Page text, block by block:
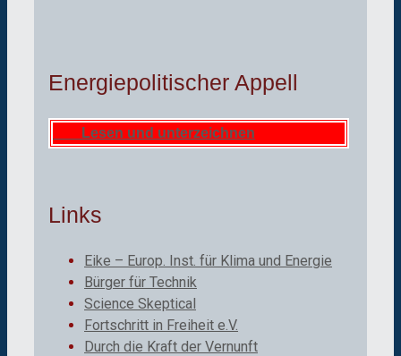
Energiepolitischer Appell
Lesen und unterzeichnen
Links
Eike – Europ. Inst. für Klima und Energie
Bürger für Technik
Science Skeptical
Fortschritt in Freiheit e.V.
Durch die Kraft der Vernunft